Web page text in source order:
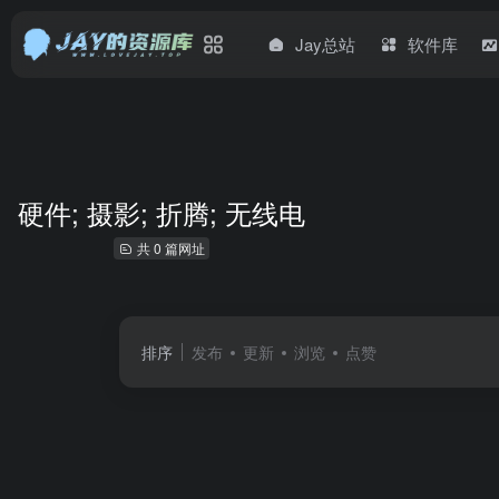
Jay总站 软件库
硬件; 摄影; 折腾; 无线电
共 0 篇网址
排序 发布 更新 浏览 点赞